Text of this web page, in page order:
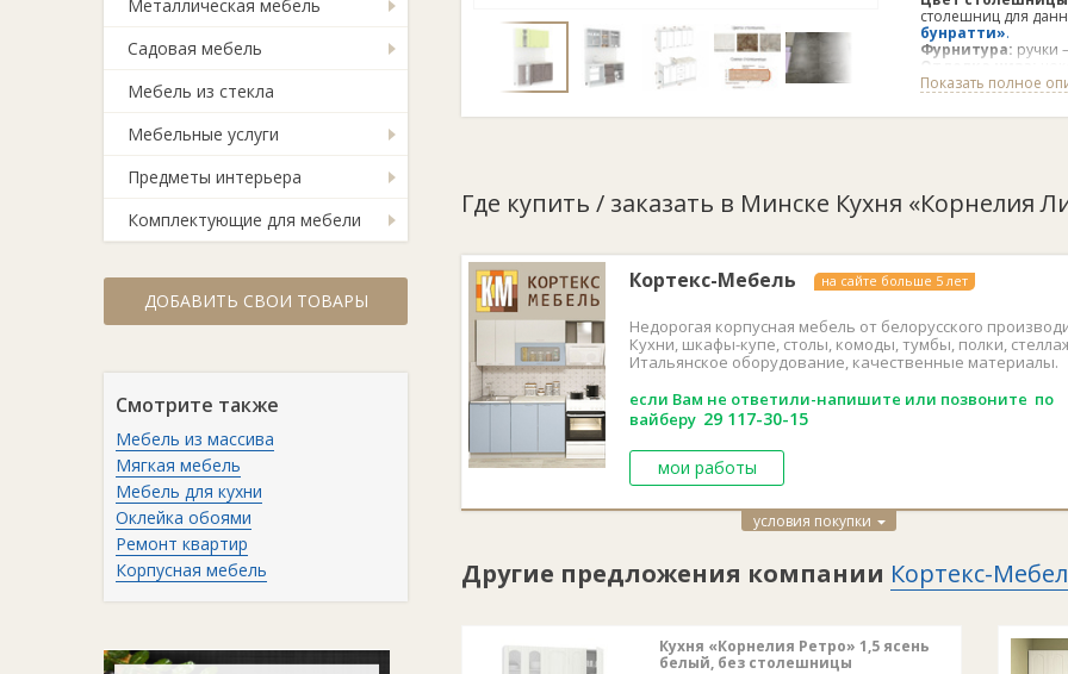
Металлическая мебель
Садовая мебель
Мебель из стекла
Мебельные услуги
Предметы интерьера
Комплектующие для мебели
ДОБАВИТЬ СВОИ ТОВАРЫ
Смотрите также
Мебель из массива
Мягкая мебель
Мебель для кухни
Оклейка обоями
Ремонт квартир
Корпусная мебель
столешниц для
бунратти».
Фурнитура: ручки
Отделка низа:
Общая ширина
Масса брутто:
Страна
Кухня «Корнелия
следующих
Верхний
с открытием
Верхний
2) Нижние шкафы:
Нижний шкаф
Нижний
входит) с
Показать полное
Где купить / заказать в Минске Кухня «Корнелия
Кортекс-Мебель на сайте больше 5 лет
Недорогая корпусная мебель от белорусского
Кухни, шкафы-купе, столы, комоды, тумбы, полки,
Итальянское оборудование, качественные материалы.
если Вам не ответили-напишите или позвоните по
вайберу 29 117-30-15
мои работы
условия покупки
Другие предложения компании Кортекс-
Кухня «Корнелия Ретро» 1,5 ясень
белый, без столешницы